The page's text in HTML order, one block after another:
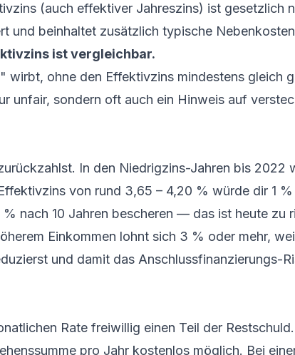
(auch effektiver Jahreszins) ist gesetzlich
und beinhaltet zusätzlich typische
ist vergleichbar.
wirbt, ohne den Effektivzins mindestens gleich
unfair, sondern oft auch ein Hinweis auf
In den Niedrigzins-Jahren bis 2022
von rund 3,65 – 4,20 % würde dir 1 %
nach 10 Jahren bescheren — das ist heute zu
Einkommen lohnt sich 3 % oder mehr,
und damit das Anschlussfinanzierungs-
Rate freiwillig einen Teil der
pro Jahr kostenlos möglich. Bei